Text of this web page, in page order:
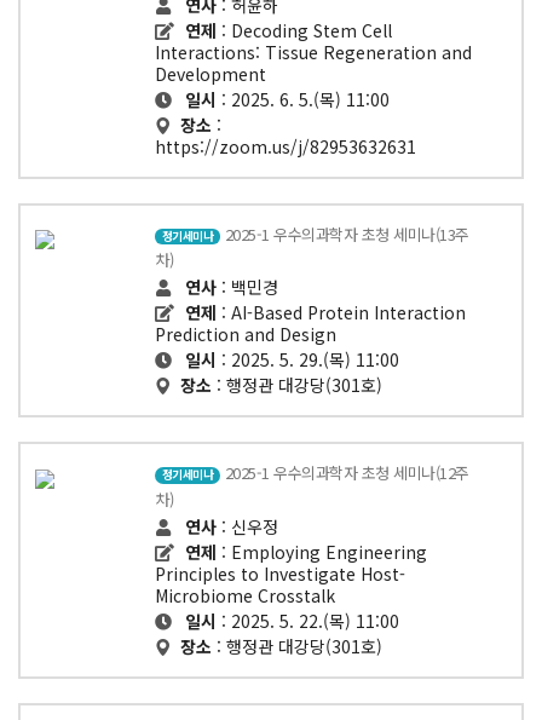
연사 : 허윤하
연제 : Decoding Stem Cell
Interactions: Tissue Regeneration and
Development
일시 : 2025. 6. 5.(목) 11:00
장소 :
https://zoom.us/j/82953632631
정기세미나
2025-1 우수의과학자 초청 세미나(13주
차)
연사 : 백민경
연제 : AI-Based Protein Interaction
Prediction and Design
일시 : 2025. 5. 29.(목) 11:00
장소 : 행정관 대강당(301호)
정기세미나
2025-1 우수의과학자 초청 세미나(12주
차)
연사 : 신우정
연제 : Employing Engineering
Principles to Investigate Host-
Microbiome Crosstalk
일시 : 2025. 5. 22.(목) 11:00
장소 : 행정관 대강당(301호)